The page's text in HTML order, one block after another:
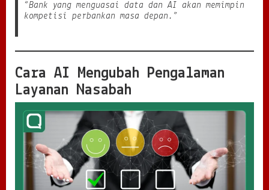
“Bank yang menguasai data dan AI akan memimpin
kompetisi perbankan masa depan.”
Cara AI Mengubah Pengalaman
Layanan Nasabah